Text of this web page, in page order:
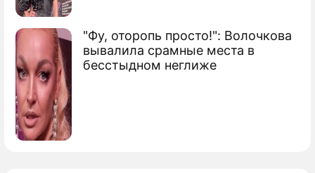
"Фу, оторопь просто!": Волочкова
вывалила срамные места в
бесстыдном неглиже